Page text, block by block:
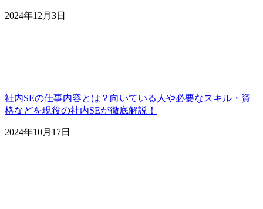
2024年12月3日
社内SEの仕事内容とは？向いている人や必要なスキル・資
格などを現役の社内SEが徹底解説！
2024年10月17日